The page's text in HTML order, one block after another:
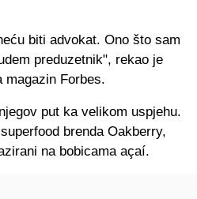
biti advokat. Ono što sam
preduzetnik", rekao je
magazin Forbes.
put ka velikom uspjehu.
brenda Oakberry,
na bobicama açaí.